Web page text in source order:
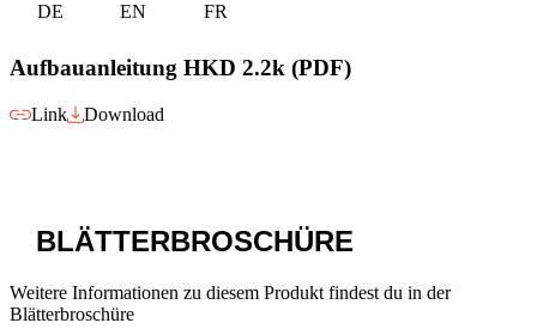
DE
EN FR
Aufbauanleitung HKD 2.2k (PDF)
Link Download
BLÄTTERBROSCHÜRE
Weitere Informationen zu diesem Produkt findest du in der
Blätterbroschüre